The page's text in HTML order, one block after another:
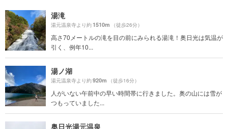
湯滝
湯元温泉寺より約1510m （徒歩26分）
高さ70メートルの滝を目の前にみられる湯滝！奥日光は気温が
引く、例年10...
湯ノ湖
湯元温泉寺より約920m （徒歩16分）
人がいない午前中の早い時間帯に行きました。奥の山には雪が
つもっていました...
奥日光湯元温泉